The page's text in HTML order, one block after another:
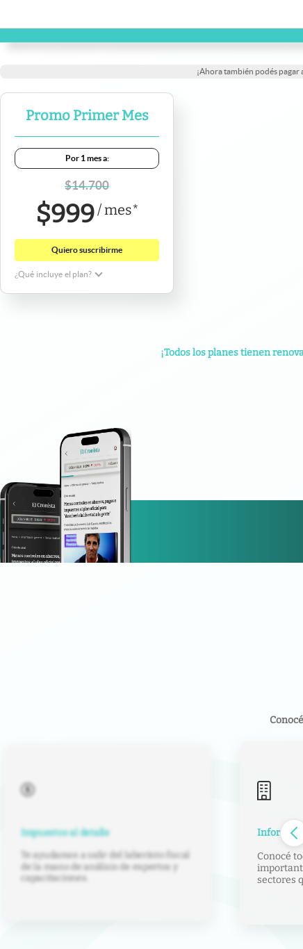
¡Ahora también podés pagar
Promo Primer Mes
Por 1 mes a:
$14.700
$999/mes*
Quiero suscribirme
¿Qué incluye el plan?
¡Todos los planes tienen
Impuestos al detalle
Te ayudamos a salir del laberinto fiscal
de la mano de análisis de expertos y
capacitaciones.
Conocé
sectores